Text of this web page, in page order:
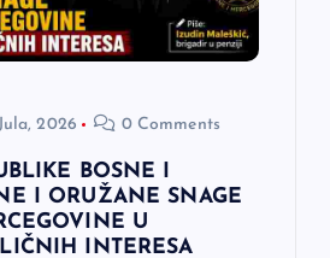
2026 0 Comments
BOSNE I
I ORUŽANE SNAGE
U
INTERESA